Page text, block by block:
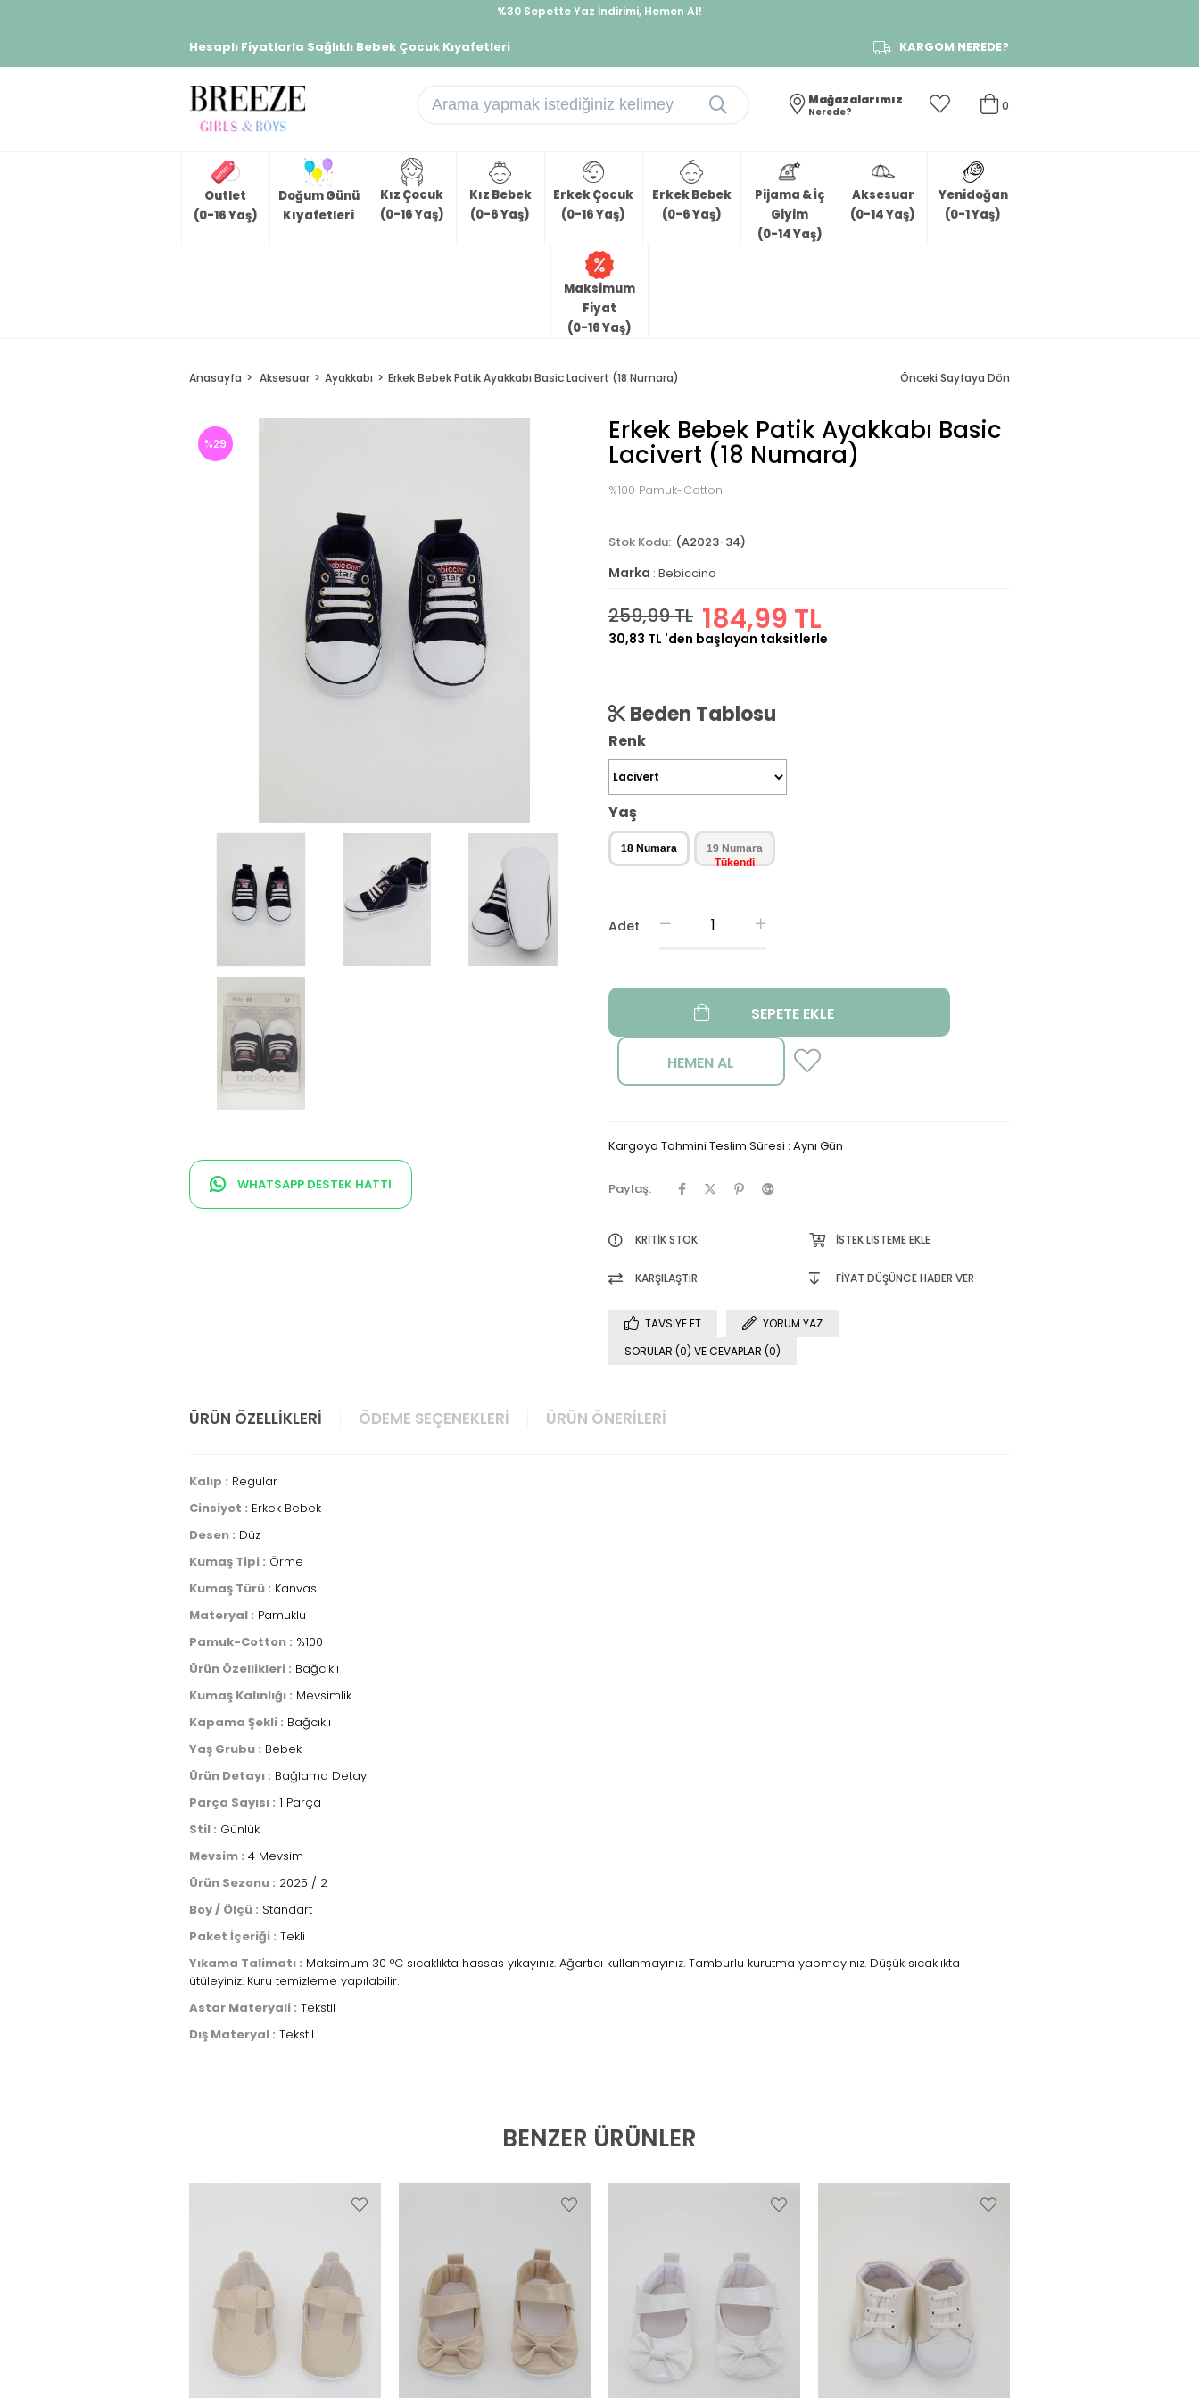
%30 Sepette Yaz İndirimi, Hemen Al!
Hesaplı Fiyatlarla Sağlıklı Bebek Çocuk Kıyafetleri KARGOM NEREDE?
0
Mağazalarımız
Nerede?
Outlet
(0-16 Yaş)
Doğum Günü
Kıyafetleri
Kız Çocuk
(0-16 Yaş)
Kız Bebek
(0-6 Yaş)
Erkek Çocuk
(0-16 Yaş)
Erkek Bebek
(0-6 Yaş)
Pijama & İç
Giyim
(0-14 Yaş)
Aksesuar
(0-14 Yaş)
Yenidoğan
(0-1 Yaş)
Maksimum
Fiyat
(0-16 Yaş)
Anasayfa Aksesuar Ayakkabı Erkek Bebek Patik Ayakkabı Basic Lacivert (18 Numara) Önceki Sayfaya Dön
%29
WHATSAPP DESTEK HATTI
Erkek Bebek Patik Ayakkabı Basic
Lacivert (18 Numara)
%100 Pamuk-Cotton
(A2023-34)
Marka : Bebiccino
259,99 TL 184,99 TL
30,83 TL 'den başlayan taksitlerle
Beden Tablosu
Renk
Yaş
18 Numara 19 Numara
Adet
Kargoya Tahmini Teslim Süresi : Aynı Gün
Paylaş:
KRITIK STOK İSTEK LISTEME EKLE
KARŞILAŞTIR FIYAT DÜŞÜNCE HABER VER
TAVSIYE ET
YORUM YAZ
SORULAR (0) VE CEVAPLAR (0)
ÜRÜN ÖZELLIKLERI ÖDEME SEÇENEKLERI ÜRÜN ÖNERILERI
Kalıp : Regular
Cinsiyet : Erkek Bebek
Desen : Düz
Kumaş Tipi : Örme
Kumaş Türü : Kanvas
Materyal : Pamuklu
Pamuk-Cotton : %100
Ürün Özellikleri : Bağcıklı
Kumaş Kalınlığı : Mevsimlik
Kapama Şekli : Bağcıklı
Yaş Grubu : Bebek
Ürün Detayı : Bağlama Detay
Parça Sayısı : 1 Parça
Stil : Günlük
Mevsim : 4 Mevsim
Ürün Sezonu : 2025 / 2
Boy / Ölçü : Standart
Paket İçeriği : Tekli
Yıkama Talimatı : Maksimum 30 °C sıcaklıkta hassas yıkayınız. Ağartıcı kullanmayınız. Tamburlu kurutma yapmayınız. Düşük sıcaklıkta
ütüleyiniz. Kuru temizleme yapılabilir.
Astar Materyali : Tekstil
Dış Materyal : Tekstil
BENZER ÜRÜNLER